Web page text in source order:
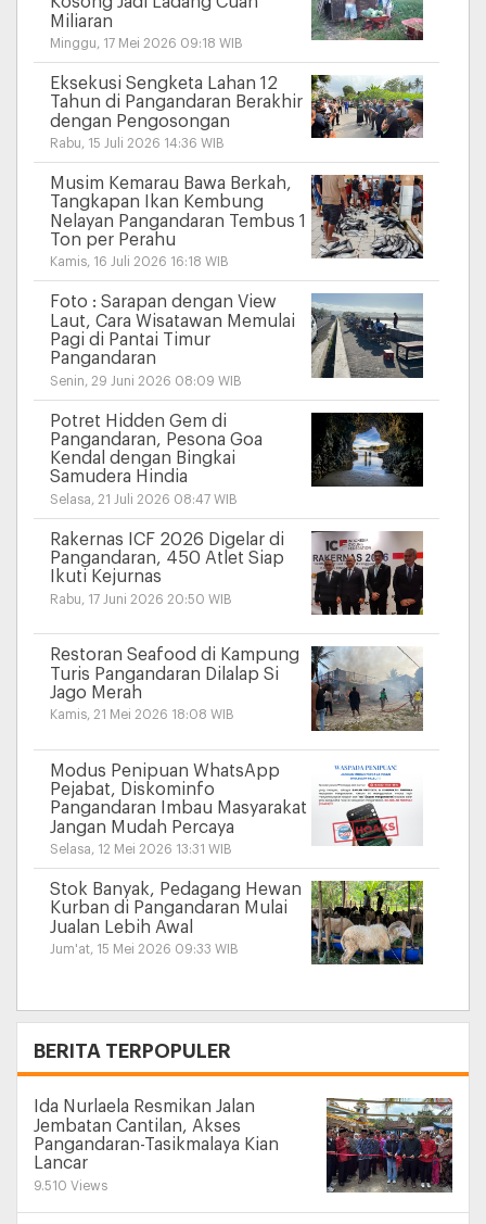
Miliaran
Minggu, 17 Mei 2026 09:18 WIB
Eksekusi Sengketa Lahan 12
Tahun di Pangandaran Berakhir
dengan Pengosongan
Rabu, 15 Juli 2026 14:36 WIB
Musim Kemarau Bawa Berkah,
Tangkapan Ikan Kembung
Nelayan Pangandaran Tembus 1
Ton per Perahu
Kamis, 16 Juli 2026 16:18 WIB
Foto : Sarapan dengan View
Laut, Cara Wisatawan Memulai
Pagi di Pantai Timur
Pangandaran
Senin, 29 Juni 2026 08:09 WIB
Potret Hidden Gem di
Pangandaran, Pesona Goa
Kendal dengan Bingkai
Samudera Hindia
Selasa, 21 Juli 2026 08:47 WIB
Rakernas ICF 2026 Digelar di
Pangandaran, 450 Atlet Siap
Ikuti Kejurnas
Rabu, 17 Juni 2026 20:50 WIB
Restoran Seafood di Kampung
Turis Pangandaran Dilalap Si
Jago Merah
Kamis, 21 Mei 2026 18:08 WIB
Modus Penipuan WhatsApp
Pejabat, Diskominfo
Pangandaran Imbau Masyarakat
Jangan Mudah Percaya
Selasa, 12 Mei 2026 13:31 WIB
Stok Banyak, Pedagang Hewan
Kurban di Pangandaran Mulai
Jualan Lebih Awal
Jum'at, 15 Mei 2026 09:33 WIB
BERITA TERPOPULER
Ida Nurlaela Resmikan Jalan
Jembatan Cantilan, Akses
Pangandaran-Tasikmalaya Kian
Lancar
9.510 Views